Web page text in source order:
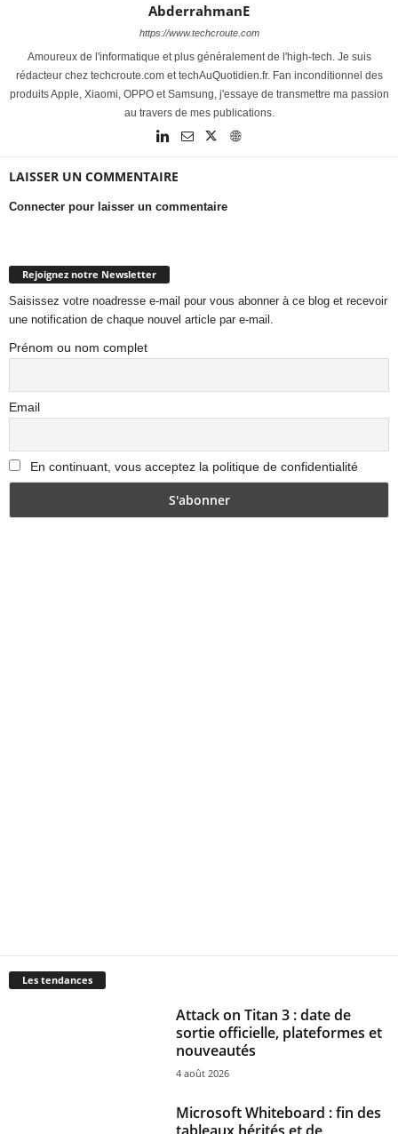
AbderrahmanE
https://www.techcroute.com
Amoureux de l'informatique et plus généralement de l'high-tech. Je suis
rédacteur chez techcroute.com et techAuQuotidien.fr. Fan inconditionnel des
produits Apple, Xiaomi, OPPO et Samsung, j'essaye de transmettre ma passion
au travers de mes publications.
LAISSER UN COMMENTAIRE
Connecter pour laisser un commentaire
Rejoignez notre Newsletter
Saisissez votre noadresse e-mail pour vous abonner à ce blog et recevoir
une notification de chaque nouvel article par e-mail.
Prénom ou nom complet
Email
En continuant, vous acceptez la politique de confidentialité
Les tendances
Attack on Titan 3 : date de
sortie officielle, plateformes et
nouveautés
4 août 2026
Microsoft Whiteboard : fin des